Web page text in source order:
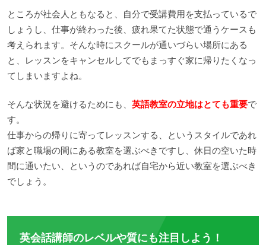
ところが社会人ともなると、自分で受講費用を支払っているで
しょうし、仕事が終わった後、疲れ果てた状態で通うケースも
考えられます。そんな時にスクールが通いづらい場所にある
と、レッスンをキャンセルしてでもまっすぐ家に帰りたくなっ
てしまいますよね。
そんな状況を避けるためにも、 英語教室の立地はとても重要で
す。
仕事からの帰りに寄ってレッスンする、というスタイルであれ
ば家と職場の間にある教室を選ぶべきですし、休日の空いた時
間に通いたい、というのであれば自宅から近い教室を選ぶべき
でしょう。
英会話講師のレベルや質にも注目しよう！